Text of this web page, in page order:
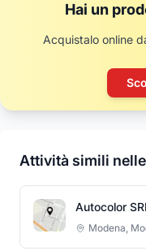
Hai un
Acquistalo online
Attività simili
Autocolor
Modena,